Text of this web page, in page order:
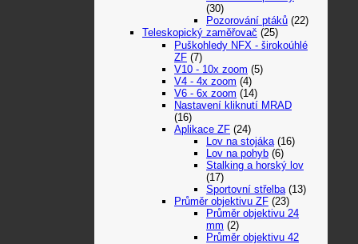
(30)
Pozorování ptáků (22)
Teleskopický zaměřovač (25)
Puškohledy NFX - širokoúhlé
ZF (7)
V10 - 10x zoom (5)
V4 - 4x zoom (4)
V6 - 6x zoom (14)
Nastavení kliknutí MRAD
(16)
Aplikace ZF (24)
Lov na stojáka (16)
Lov na pohyb (6)
Stalking a horský lov
(17)
Sportovní střelba (13)
Průměr objektivu ZF (23)
Průměr objektivu 24
mm (2)
Průměr objektivu 42